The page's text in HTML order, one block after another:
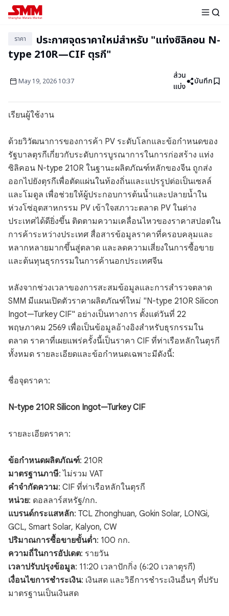
ราคา
ประกาศจุดราคาใหม่สำหรับ "แท่งซิลิคอน N-
type 210R—CIF ตุรกี"
May 19, 2026 10:37
ส่วน
แบ่ง
บันทึก
เรียนผู้ใช้งาน
ด้วยวิวัฒนาการของการค้า PV ระดับโลกและข้อกำหนดของ
รัฐบาลตุรกีเกี่ยวกับระดับการบูรณาการในการก่อสร้าง แท่ง
ซิลิคอน N-type 210R ในฐานะผลิตภัณฑ์หลักของจีน ถูกส่ง
ออกไปยังตุรกีเพื่อตัดแผ่นในท้องถิ่นและแปรรูปต่อเป็นเซลล์
และโมดูล เพื่อช่วยให้ผู้ประกอบการต้นน้ำและปลายน้ำใน
ห่วงโซ่อุตสาหกรรม PV เข้าใจสภาวะตลาด PV ในต่าง
ประเทศได้ดียิ่งขึ้น ติดตามความเคลื่อนไหวของราคาสปอตใน
การค้าระหว่างประเทศ สื่อสารข้อมูลราคาที่ครอบคลุมและ
หลากหลายมากขึ้นสู่ตลาด และลดความเสี่ยงในการซื้อขาย
และต้นทุนธุรกรรมในการค้านอกประเทศจีน
หลังจากช่วงเวลาของการสะสมข้อมูลและการสำรวจตลาด
SMM มีแผนเปิดตัวราคาผลิตภัณฑ์ใหม่ "N-type 210R Silicon
Ingot—Turkey CIF" อย่างเป็นทางการ ตั้งแต่วันที่ 22
พฤษภาคม 2569 เพื่อเป็นข้อมูลอ้างอิงสำหรับธุรกรรมใน
ตลาด ราคาที่เผยแพร่ครั้งนี้เป็นราคา CIF ที่ท่าเรือหลักในตุรกี
ทั้งหมด รายละเอียดและข้อกำหนดเฉพาะมีดังนี้:
ชื่อจุดราคา:
N-type 210R Silicon Ingot—Turkey CIF
รายละเอียดราคา:
ข้อกำหนดผลิตภัณฑ์: 210R
มาตรฐานภาษี: ไม่รวม VAT
คำจำกัดความ: CIF ที่ท่าเรือหลักในตุรกี
หน่วย: ดอลลาร์สหรัฐ/กก.
แบรนด์กระแสหลัก: TCL Zhonghuan, Gokin Solar, LONGi,
GCL, Smart Solar, Kalyon, CW
ปริมาณการซื้อขายขั้นต่ำ: 100 กก.
ความถี่ในการอัปเดต: รายวัน
เวลาปรับปรุงข้อมูล: 11:20 เวลาปักกิ่ง (6:20 เวลาตุรกี)
เงื่อนไขการชำระเงิน: เงินสด และวิธีการชำระเงินอื่นๆ ที่ปรับ
มาตรฐานเป็นเงินสด